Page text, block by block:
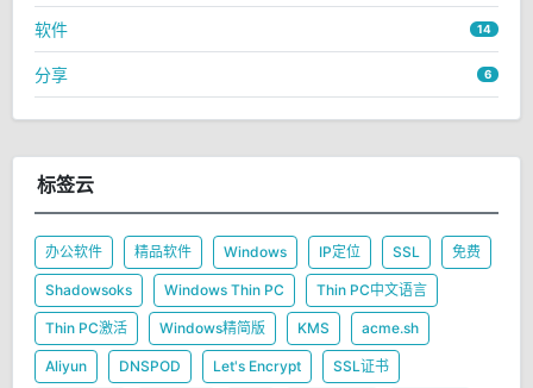
软件 14
分享 6
标签云
办公软件 精品软件 Windows IP定位 SSL 免费
Shadowsoks Windows Thin PC Thin PC中文语言
Thin PC激活 Windows精简版 KMS acme.sh
Aliyun DNSPOD Let's Encrypt SSL证书